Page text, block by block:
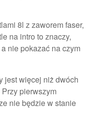
8l z zaworem faser,
na intro to znaczy,
nie pokazać na czym
więcej niż dwóch
pierwszym
nie będzie w stanie